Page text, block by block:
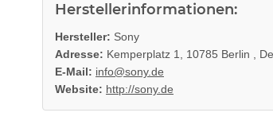
Herstellerinformationen:
Hersteller: Sony
Adresse: Kemperplatz 1, 10785 Berlin ,
E-Mail: info@sony.de
Website: http://sony.de